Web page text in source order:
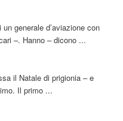
generale d’aviazione con
–. Hanno – dicono ...
il Natale di prigionia – e
Il primo ...